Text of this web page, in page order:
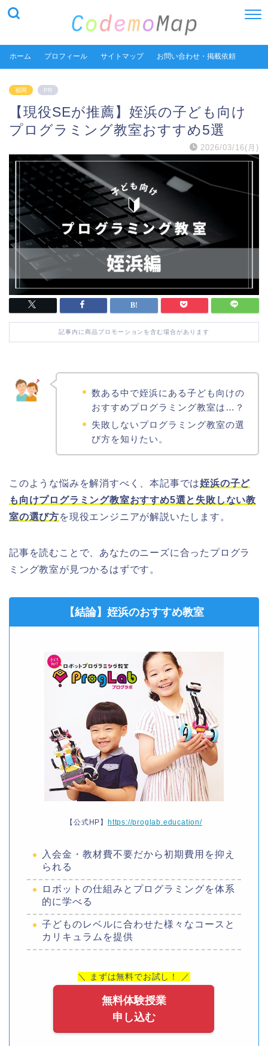
ホーム プロフィール サイトマップ お問い合わせ・掲載依頼
福岡 PR
【現役SEが推薦】姪浜の子ども向け
プログラミング教室おすすめ5選
2026/03/16(月)
記事内に商品プロモーションを含む場合があります
数ある中で姪浜にある子ども向けの
おすすめプログラミング教室は…？
失敗しないプログラミング教室の選
び方を知りたい。
このような悩みを解消すべく、本記事では姪浜の子ど
も向けプログラミング教室おすすめ5選と失敗しない教
室の選び方を現役エンジニアが解説いたします。
記事を読むことで、あなたのニーズに合ったプログラ
ミング教室が見つかるはずです。
【結論】姪浜のおすすめ教室
【公式HP】 https://proglab.education/
入会金・教材費不要だから初期費用を抑え
られる
ロボットの仕組みとプログラミングを体系
的に学べる
子どものレベルに合わせた様々なコースと
カリキュラムを提供
＼ まずは無料でお試し！ ／
無料体験授業
申し込む